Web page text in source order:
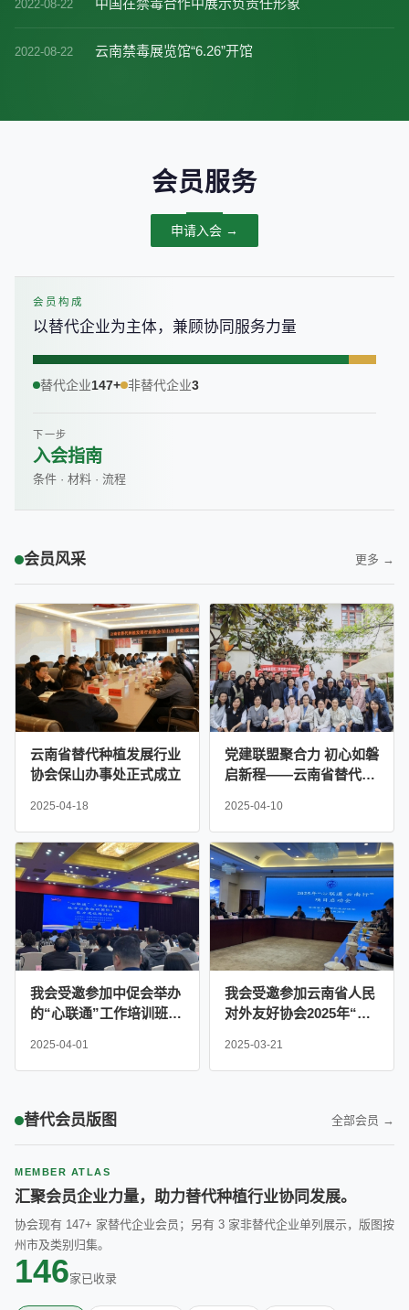
2022-08-22 中国在禁毒合作中展示负责任形象
2022-08-22 云南禁毒展览馆“6.26”开馆
会员服务
申请入会 →
会员构成
以替代企业为主体，兼顾协同服务力量
替代企业147+ 非替代企业3
下一步
入会指南
条件 · 材料 · 流程
会员风采 更多 →
云南省替代种植发展行业
协会保山办事处正式成立
2025-04-18
党建联盟聚合力 初心如磐
启新程——云南省替代种
合严家地社区党委举办主
题茶话会
2025-04-10
我会受邀参加中促会举办
的“心联通”工作培训班暨
设培训班
2025-04-01
我会受邀参加云南省人民
对外友好协会2025年“心
2025-03-21
替代会员版图 全部会员 →
MEMBER ATLAS
汇聚会员企业力量，助力替代种植行业协同发展。
协会现有 147+ 家替代企业会员；另有 3 家非替代企业单列展示，版图按
州市及类别归集。
146家已收录